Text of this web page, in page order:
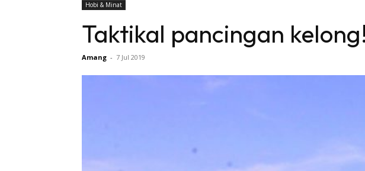
Hobi & Minat
Taktikal pancingan
Amang - 7 Jul 2019